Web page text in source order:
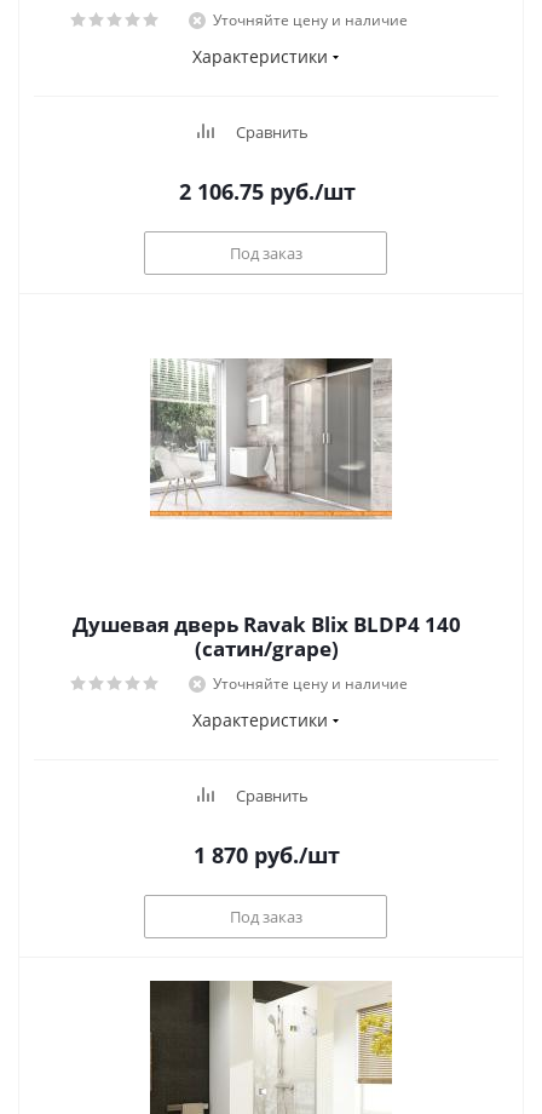
Уточняйте цену и наличие
Характеристики
Сравнить
2 106.75руб./шт
Под заказ
Душевая дверь Ravak Blix BLDP4 140
(сатин/grape)
Уточняйте цену и наличие
Характеристики
Сравнить
1 870 руб./шт
Под заказ